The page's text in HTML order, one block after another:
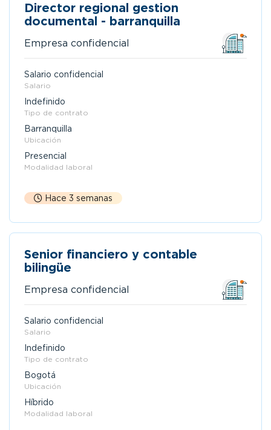
Director regional gestion
documental - barranquilla
Empresa confidencial
Salario confidencial
Salario
Indefinido
Tipo de contrato
Barranquilla
Ubicación
Presencial
Modalidad laboral
Hace 3 semanas
Senior financiero y contable
bilingüe
Empresa confidencial
Salario confidencial
Salario
Indefinido
Tipo de contrato
Bogotá
Ubicación
Híbrido
Modalidad laboral